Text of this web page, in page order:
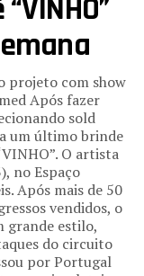
projeto com show
Após fazer
sold
um último brinde
O artista
no Espaço
Após mais de 50
vendidos, o
grande estilo,
do circuito
por Portugal